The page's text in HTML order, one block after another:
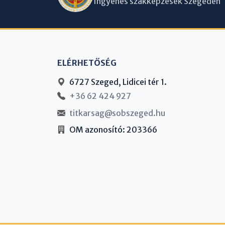
ELÉRHETŐSÉG
6727 Szeged, Lidicei tér 1.
+36 62 424 927
titkarsag@sobszeged.hu
OM azonosító: 203366